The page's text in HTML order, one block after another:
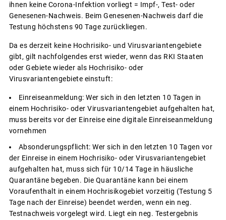
ihnen keine Corona-Infektion vorliegt = Impf-, Test- oder
Genesenen-Nachweis. Beim Genesenen-Nachweis darf die
Testung höchstens 90 Tage zurückliegen.
Da es derzeit keine Hochrisiko- und Virusvariantengebiete
gibt, gilt nachfolgendes erst wieder, wenn das RKI Staaten
oder Gebiete wieder als Hochrisiko- oder
Virusvariantengebiete einstuft:
Einreiseanmeldung: Wer sich in den letzten 10 Tagen in
einem Hochrisiko- oder Virusvariantengebiet aufgehalten hat,
muss bereits vor der Einreise eine digitale Einreiseanmeldung
vornehmen
Absonderungspflicht: Wer sich in den letzten 10 Tagen vor
der Einreise in einem Hochrisiko- oder Virusvariantengebiet
aufgehalten hat, muss sich für 10/14 Tage in häusliche
Quarantäne begeben. Die Quarantäne kann bei einem
Voraufenthalt in einem Hochrisikogebiet vorzeitig (Testung 5
Tage nach der Einreise) beendet werden, wenn ein neg.
Testnachweis vorgelegt wird. Liegt ein neg. Testergebnis